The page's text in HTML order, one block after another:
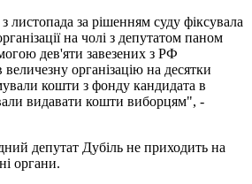
листопада за рішенням суду фіксувала
на чолі з депутатом паном
дев'яти завезених з РФ
величезну організацію на десятки
кошти з фонду кандидата в
видавати кошти виборцям", -
депутат Дубіль не приходить на
органи.